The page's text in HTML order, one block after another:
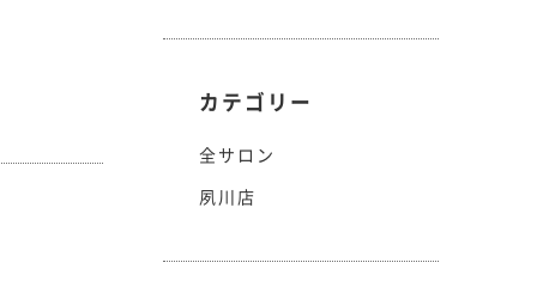
カテゴリー
全サロン
夙川店